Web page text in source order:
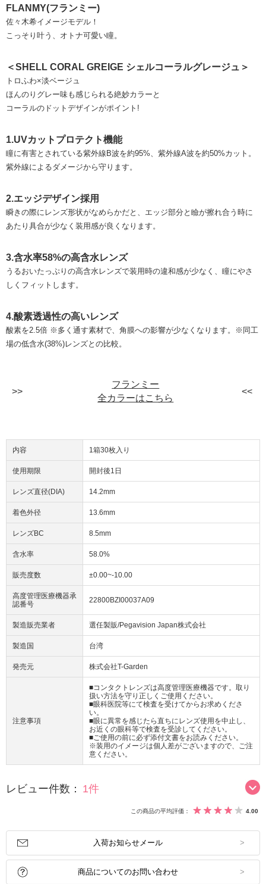
FLANMY(フランミー)
佐々木希イメージモデル！
こっそり叶う、オトナ可愛い瞳。
＜SHELL CORAL GREIGE シェルコーラルグレージュ＞
トロふわ×淡ベージュ
ほんのりグレー味も感じられる絶妙カラーと
コーラルのドットデザインがポイント!
1.UVカットプロテクト機能
瞳に有害とされている紫外線B波を約95%、紫外線A波を約50%カット。
紫外線によるダメージから守ります。
2.エッジデザイン採用
瞬きの際にレンズ形状がなめらかだと、エッジ部分と瞼が擦れ合う時に
あたり具合が少なく装用感が良くなります。
3.含水率58%の高含水レンズ
うるおいたっぷりの高含水レンズで装用時の違和感が少なく、瞳にやさ
しくフィットします。
4.酸素透過性の高いレンズ
酸素を2.5倍 ※多く通す素材で、角膜への影響が少なくなります。※同工
場の低含水(38%)レンズとの比較。
フランミー
全カラーはこちら
内容 1箱30枚入り
使用期限 開封後1日
レンズ直径(DIA) 14.2mm
着色外径 13.6mm
レンズBC 8.5mm
含水率 58.0%
販売度数 ±0.00~-10.00
高度管理医療機器承
認番号
22800BZI00037A09
製造販売業者 選任製販/Pegavision Japan株式会社
製造国 台湾
発売元 株式会社T-Garden
注意事項
■コンタクトレンズは高度管理医療機器です。取り
扱い方法を守り正しくご使用ください。
■眼科医院等にて検査を受けてからお求めくださ
い。
■眼に異常を感じたら直ちにレンズ使用を中止し、
お近くの眼科等で検査を受診してください。
■ご使用の前に必ず添付文書をお読みください。
※装用のイメージは個人差がございますので、ご注
意ください。
レビュー件数： 1件
この商品の平均評価： 4.00
入荷お知らせメール
商品についてのお問い合わせ